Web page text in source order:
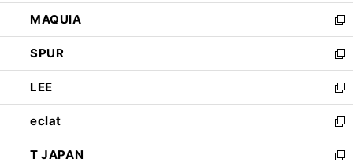
ン
ド
ウ
で
開
く
ウ
ィ
ン
ド
ウ
で
開
く
し
い
ウ
ィ
ン
ド
ウ
で
開
く
MAQUIA
新
し
い
ウ
ィ
ン
ド
ウ
で
SPUR
新
し
い
ウ
ィ
ン
ド
LEE
新
し
い
ウ
ィ
eclat
新
し
い
T JAPAN
新